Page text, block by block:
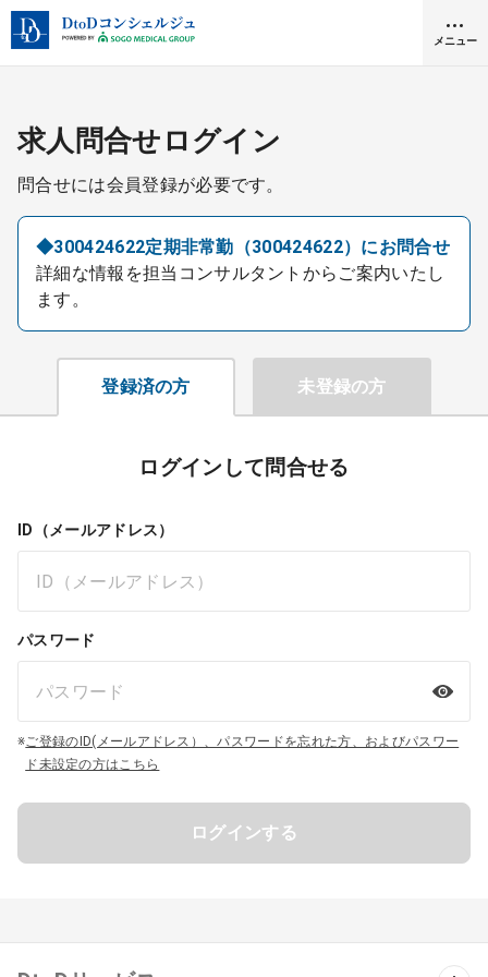
メニュー
クリニック開業
DtoDとは
お問合せ
医院の譲渡・売却をお考えの方
採用をお考えの医療機関の方
求人問合せログイン
問合せには会員登録が必要です。
◆300424622定期非常勤（300424622）にお問合せ
詳細な情報を担当コンサルタントからご案内いたし
ます。
登録済の方 未登録の方
ログインして問合せる
ID（メールアドレス）
パスワード
※ご登録のID(メールアドレス）、パスワードを忘れた方、およびパスワー
ド未設定の方はこちら
ログインする